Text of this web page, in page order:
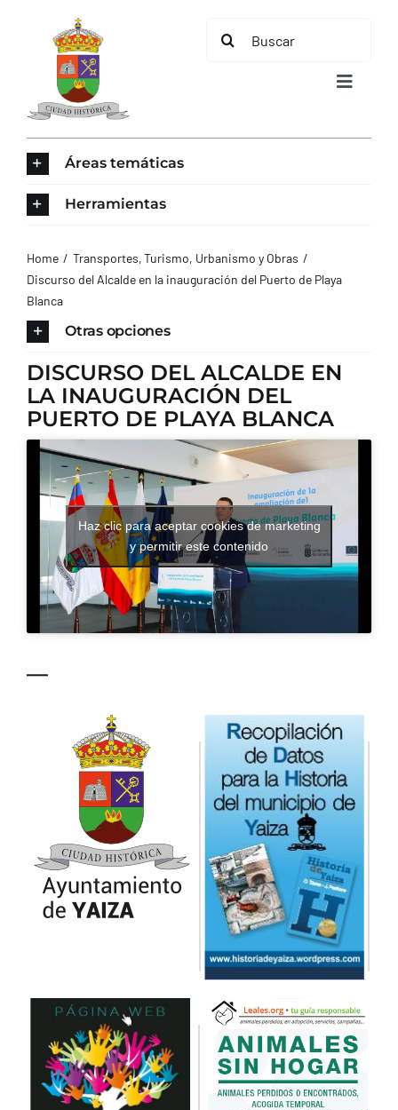
contenido
Buscar:
Toggle
AYUNTAMIENTO
TURISMO
CONTACTO
Áreas temáticas
Herramientas
Home Transportes Turismo Urbanismo y Obras
Discurso del Alcalde en la inauguración del Puerto de Playa
Blanca
Otras opciones
DISCURSO DEL ALCALDE EN
LA INAUGURACIÓN DEL
PUERTO DE PLAYA BLANCA
Haz clic para aceptar cookies de marketing
y permitir este contenido
—